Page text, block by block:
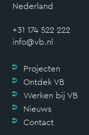
Nederland
+31 174 522 222
info@vb.nl
Projecten
Ontdek VB
Werken bij VB
Nieuws
Contact